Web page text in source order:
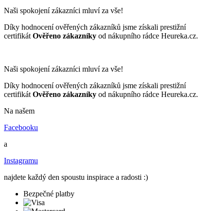
Naši spokojení zákazníci mluví za vše!
Díky hodnocení ověřených zákazníků jsme získali prestižní
certifikát Ověřeno zákazníky od nákupního rádce Heureka.cz.
Naši spokojení zákazníci mluví za vše!
Díky hodnocení ověřených zákazníků jsme získali prestižní
certifikát Ověřeno zákazníky od nákupního rádce Heureka.cz.
Na našem
Facebooku
a
Instagramu
najdete každý den spoustu inspirace a radosti :)
Bezpečné platby